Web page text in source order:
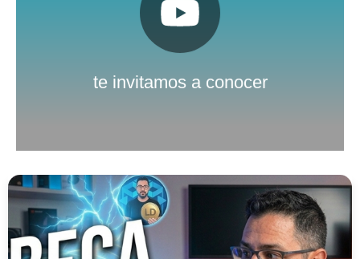
te invitamos a conocer
Pulsa aquí